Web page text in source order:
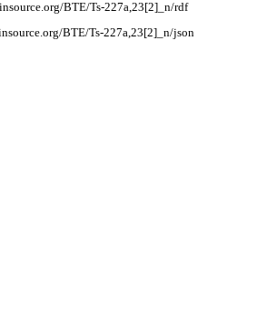
BTE/Ts-227a,23[2]_n/rdf
BTE/Ts-227a,23[2]_n/json